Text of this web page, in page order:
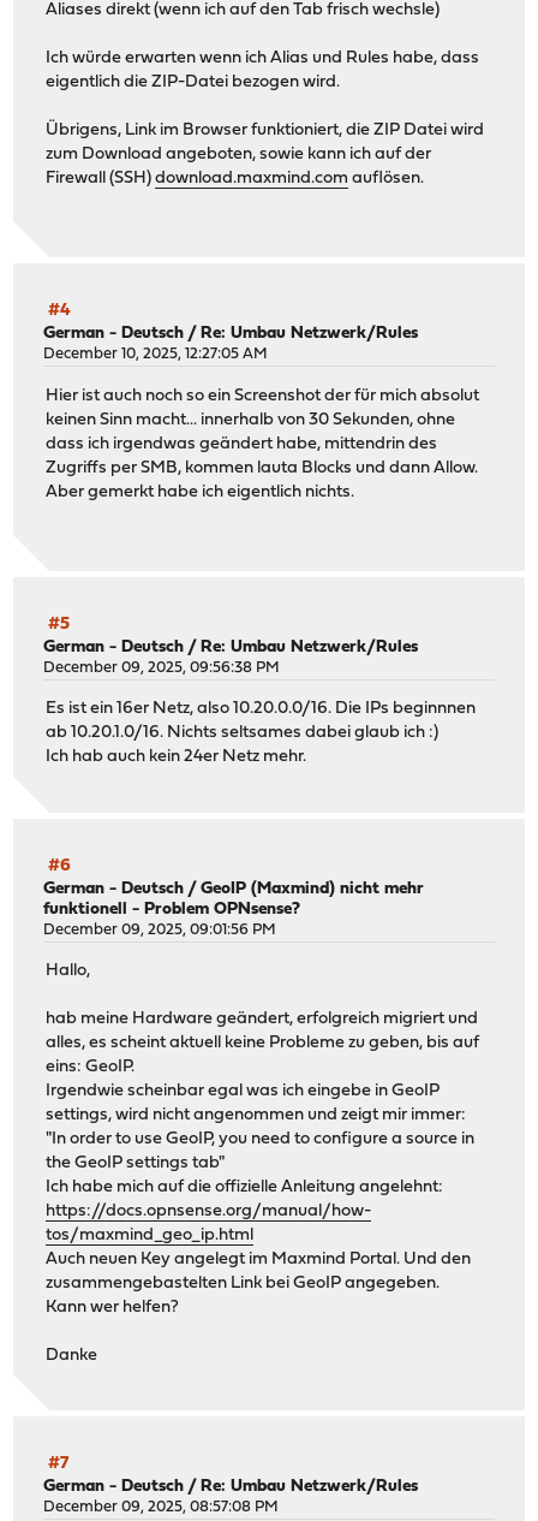
Aliases direkt (wenn ich auf den Tab frisch wechsle)
Ich würde erwarten wenn ich Alias und Rules habe, dass
eigentlich die ZIP-Datei bezogen wird.
Übrigens, Link im Browser funktioniert, die ZIP Datei wird
zum Download angeboten, sowie kann ich auf der
Firewall (SSH)download.maxmind.com auflösen.
#4
German - Deutsch /Re: Umbau Netzwerk/Rules
December 10, 2025, 12:27:05 AM
Hier ist auch noch so ein Screenshot der für mich absolut
keinen Sinn macht... innerhalb von 30 Sekunden, ohne
dass ich irgendwas geändert habe, mittendrin des
Zugriffs per SMB, kommen lauta Blocks und dann Allow.
Aber gemerkt habe ich eigentlich nichts.
#5
German - Deutsch / Re: Umbau Netzwerk/Rules
December 09, 2025, 09:56:38 PM
Es ist ein 16er Netz, also 10.20.0.0/16. Die IPs beginnnen
ab 10.20.1.0/16. Nichts seltsames dabei glaub ich :)
Ich hab auch kein 24er Netz mehr.
#6
German - Deutsch /GeoIP (Maxmind) nicht mehr
funktionell - Problem OPNsense?
December 09, 2025, 09:01:56 PM
Hallo,
hab meine Hardware geändert, erfolgreich migriert und
alles, es scheint aktuell keine Probleme zu geben, bis auf
eins: GeoIP.
Irgendwie scheinbar egal was ich eingebe in GeoIP
settings, wird nicht angenommen und zeigt mir immer:
"In order to use GeoIP, you need to configure a source in
the GeoIP settings tab"
Ich habe mich auf die offizielle Anleitung angelehnt:
https://docs.opnsense.org/manual/how-
tos/maxmind_geo_ip.html
Auch neuen Key angelegt im Maxmind Portal. Und den
zusammengebastelten Link bei GeoIP angegeben.
Kann wer helfen?
Danke
#7
German - Deutsch /Re: Umbau Netzwerk/Rules
December 09, 2025, 08:57:08 PM